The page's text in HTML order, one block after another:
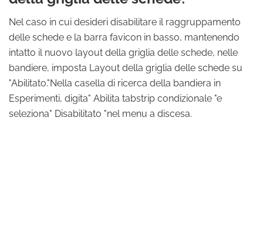
Nel caso in cui desideri disabilitare il raggruppamento
delle schede e la barra favicon in basso, mantenendo
intatto il nuovo layout della griglia delle schede, nelle
bandiere, imposta Layout della griglia delle schede su
"Abilitato."Nella casella di ricerca della bandiera in
Esperimenti, digita" Abilita tabstrip condizionale "e
seleziona" Disabilitato "nel menu a discesa.